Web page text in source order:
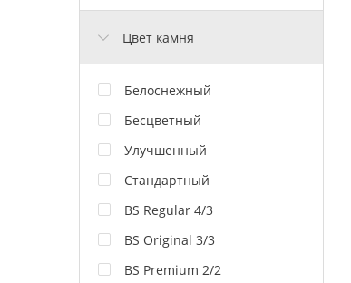
Цвет камня
Белоснежный
Бесцветный
Улучшенный
Стандартный
BS Regular 4/3
BS Original 3/3
BS Premium 2/2